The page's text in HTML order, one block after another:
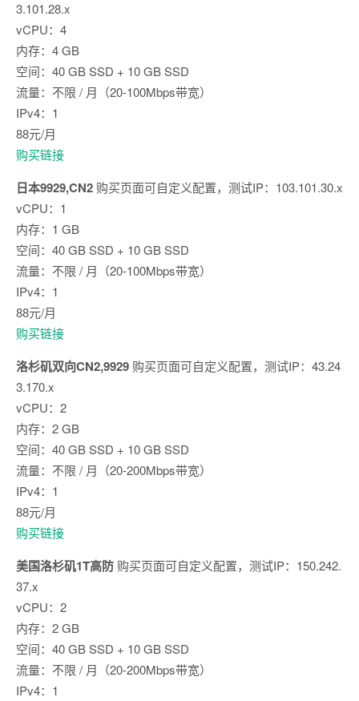
3.101.28.x
vCPU：4
内存：4 GB
空间：40 GB SSD + 10 GB SSD
流量：不限 / 月（20-100Mbps带宽）
IPv4：1
88元/月
购买链接
日本9929,CN2 购买页面可自定义配置，测试IP：103.101.30.x
vCPU：1
内存：1 GB
空间：40 GB SSD + 10 GB SSD
流量：不限 / 月（20-100Mbps带宽）
IPv4：1
88元/月
购买链接
洛杉矶双向CN2,9929 购买页面可自定义配置，测试IP：43.24
3.170.x
vCPU：2
内存：2 GB
空间：40 GB SSD + 10 GB SSD
流量：不限 / 月（20-200Mbps带宽）
IPv4：1
88元/月
购买链接
美国洛杉矶1T高防 购买页面可自定义配置，测试IP：150.242.
37.x
vCPU：2
内存：2 GB
空间：40 GB SSD + 10 GB SSD
流量：不限 / 月（20-200Mbps带宽）
IPv4：1